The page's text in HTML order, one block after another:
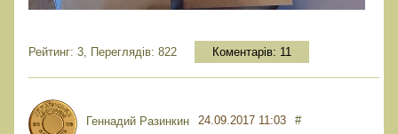
Рейтинг: 3, Переглядів: 822 Коментарів: 11
Геннадий Разинкин 24.09.2017 11:03 #